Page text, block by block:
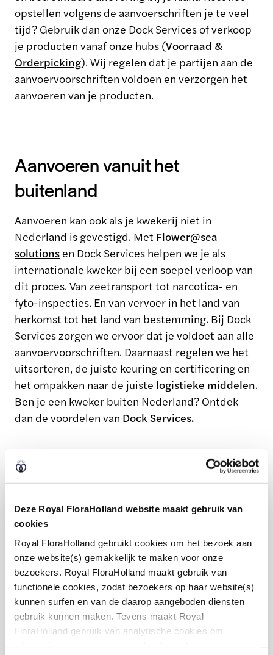
Deze Royal FloraHolland website maakt gebruik van
cookies
Royal FloraHolland gebruikt cookies om het bezoek aan
onze website(s) gemakkelijk te maken voor onze
bezoekers. Royal FloraHolland maakt gebruik van
functionele cookies, zodat bezoekers op haar website(s)
kunnen surfen en van de daarop aangeboden diensten
gebruik kunnen maken. Tevens maakt Royal
FloraHolland gebruik van analytische cookies om
opstellen volgens de aanvoerschriften je te veel
tijd? Gebruik dan onze Dock Services of verkoop
je producten vanaf onze hubs (Voorraad &
Orderpicking). Wij regelen dat je partijen aan de
aanvoervoorschriften voldoen en verzorgen het
aanvoeren van je producten.
Aanvoeren vanuit het
buitenland
Aanvoeren kan ook als je kwekerij niet in
Nederland is gevestigd. Met Flower@sea
solutions en Dock Services helpen we je als
internationale kweker bij een soepel verloop van
dit proces. Van zeetransport tot narcotica- en
fyto-inspecties. En van vervoer in het land van
herkomst tot het land van bestemming. Bij Dock
Services zorgen we ervoor dat je voldoet aan alle
aanvoervoorschriften. Daarnaast regelen we het
uitsorteren, de juiste keuring en certificering en
het ompakken naar de juiste logistieke middelen.
Ben je een kweker buiten Nederland? Ontdek
dan de voordelen van Dock Services.
Ook verkopen op onze
sierteeltmarktplaats?
Wil je jouw bloemen of planten ook verkopen
op het Royal FloraHolland platform? Word lid
van onze coöperatie of kies ervoor om je
producten aan te bieden zonder